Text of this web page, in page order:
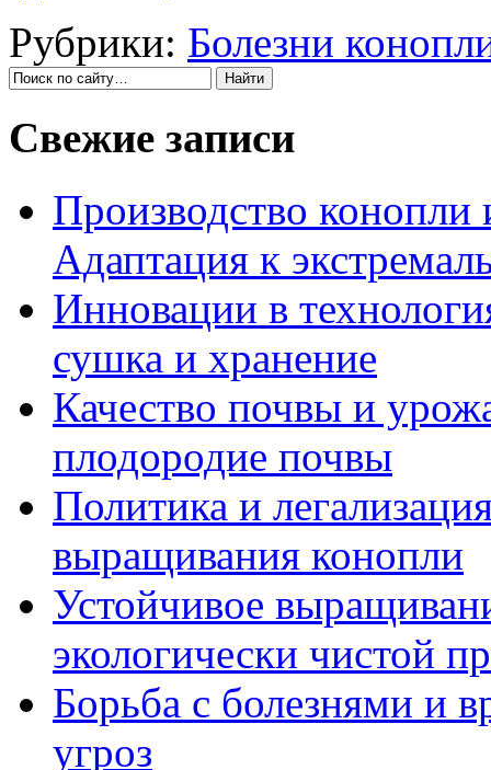
Рубрики: Болезни
Свежие записи
Производство конопли
Адаптация к
Инновации в
сушка и хранение
Качество почвы и
плодородие почвы
Политика и
выращивания конопли
Устойчивое
экологически чистой
Борьба с болезнями и
угроз